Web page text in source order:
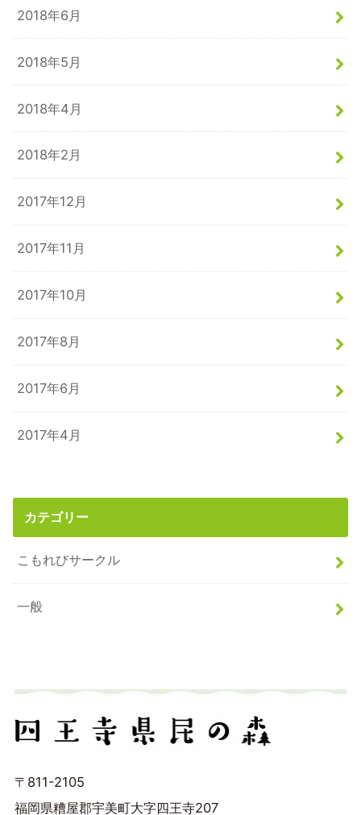
2018年6月
2018年5月
2018年4月
2018年2月
2017年12月
2017年11月
2017年10月
2017年8月
2017年6月
2017年4月
カテゴリー
こもれびサークル
一般
〒811-2105
福岡県糟屋郡宇美町大字四王寺207